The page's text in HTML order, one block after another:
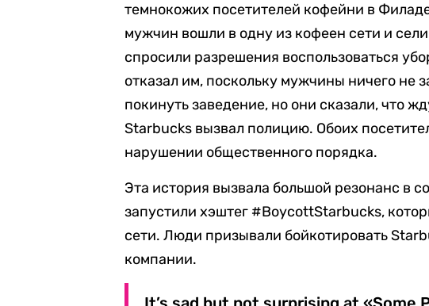
темнокожих посетителей кофейни в
мужчин вошли в одну из кофеен сети и
спросили разрешения воспользоваться
отказал им, поскольку мужчины ничего не
покинуть заведение, но они сказали, что
Starbucks вызвал полицию. Обоих
нарушении общественного порядка.
Эта история вызвала большой резонанс в
запустили хэштег #BoycottStarbucks,
сети. Люди призывали бойкотировать
компании.